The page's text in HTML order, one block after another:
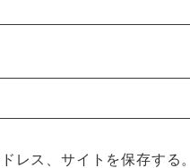
レス、サイトを保存する。